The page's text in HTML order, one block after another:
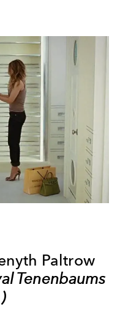
Paltrow
Tenenbaums